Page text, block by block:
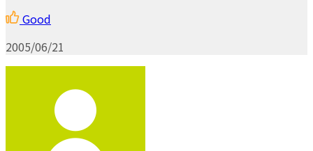
Good
2005/06/21